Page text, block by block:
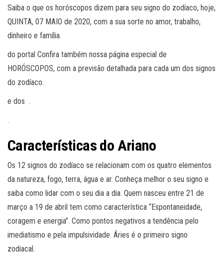
Saiba o que os horóscopos dizem para seu signo do zodíaco, hoje,
QUINTA, 07 MAIO de 2020, com a sua sorte no amor, trabalho,
dinheiro e família.
do portal Confira também nossa página especial de
HORÓSCOPOS, com a previsão detalhada para cada um dos signos
do zodíaco.
e dos .
.
Características do Ariano
Os 12 signos do zodíaco se relacionam com os quatro elementos
da natureza, fogo, terra, água e ar. Conheça melhor o seu signo e
saiba como lidar com o seu dia a dia. Quem nasceu entre 21 de
março a 19 de abril tem como característica “Espontaneidade,
coragem e energia”. Como pontos negativos a tendência pelo
imediatismo e pela impulsividade. Áries é o primeiro signo
zodiacal.